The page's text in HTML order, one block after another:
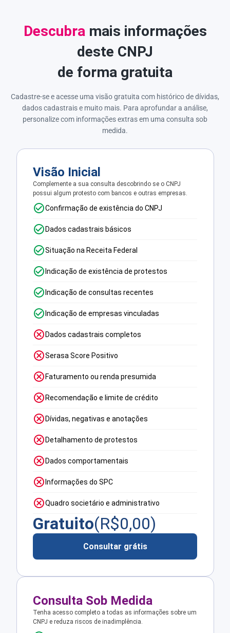
Descubra mais informações
deste CNPJ
de forma gratuita
Cadastre-se e acesse uma visão gratuita com histórico de dívidas,
dados cadastrais e muito mais. Para aprofundar a análise,
personalize com informações extras em uma consulta sob
medida.
Visão Inicial
Complemente a sua consulta descobrindo se o CNPJ
possui algum protesto com bancos e outras empresas.
Confirmação de existência do CNPJ
Dados cadastrais básicos
Situação na Receita Federal
Indicação de existência de protestos
Indicação de consultas recentes
Indicação de empresas vinculadas
Dados cadastrais completos
Serasa Score Positivo
Faturamento ou renda presumida
Recomendação e limite de crédito
Dívidas, negativas e anotações
Detalhamento de protestos
Dados comportamentais
Informações do SPC
Quadro societário e administrativo
Gratuito(R$0,00)
Consultar grátis
Consulta Sob Medida
Tenha acesso completo a todas as informações sobre um
CNPJ e reduza riscos de inadimplência.